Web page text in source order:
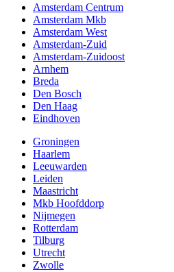
Amsterdam Centrum
Amsterdam Mkb
Amsterdam West
Amsterdam-Zuid
Amsterdam-Zuidoost
Arnhem
Breda
Den Bosch
Den Haag
Eindhoven
Groningen
Haarlem
Leeuwarden
Leiden
Maastricht
Mkb Hoofddorp
Nijmegen
Rotterdam
Tilburg
Utrecht
Zwolle